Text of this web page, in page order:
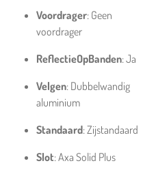
Voordrager: Geen
voordrager
ReflectieOpBanden: Ja
Velgen: Dubbelwandig
aluminium
Standaard: Zijstandaard
Slot: Axa Solid Plus